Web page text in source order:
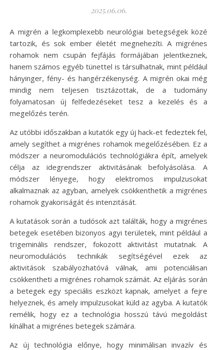
2025.06.06.
A migrén a legkomplexebb neurológiai betegségek közé
tartozik, és sok ember életét megnehezíti. A migrénes
rohamok nem csupán fejfájás formájában jelentkeznek,
hanem számos egyéb tünettel is társulhatnak, mint például
hányinger, fény- és hangérzékenység. A migrén okai még
mindig nem teljesen tisztázottak, de a tudomány
folyamatosan új felfedezéseket tesz a kezelés és a
megelőzés terén.
Az utóbbi időszakban a kutatók egy új hack-et fedeztek fel,
amely segíthet a migrénes rohamok megelőzésében. Ez a
módszer a neuromodulációs technológiákra épít, amelyek
célja az idegrendszer aktivitásának befolyásolása. A
módszer lényege, hogy elektromos impulzusokat
alkalmaznak az agyban, amelyek csökkenthetik a migrénes
rohamok gyakoriságát és intenzitását.
A kutatások során a tudósok azt találták, hogy a migrénes
betegek esetében bizonyos agyi területek, mint például a
trigeminális rendszer, fokozott aktivitást mutatnak. A
neuromodulációs technikák segítségével ezek az
aktivitások szabályozhatóvá válnak, ami potenciálisan
csökkentheti a migrénes rohamok számát. Az eljárás során
a betegek egy speciális eszközt kapnak, amelyet a fejre
helyeznek, és amely impulzusokat küld az agyba. A kutatók
remélik, hogy ez a technológia hosszú távú megoldást
kínálhat a migrénes betegek számára.
Az új technológia előnye, hogy minimálisan invazív és